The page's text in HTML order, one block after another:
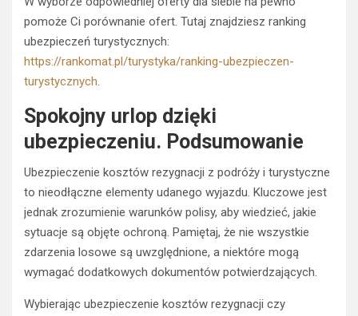
pomoże Ci porównanie ofert. Tutaj znajdziesz ranking
ubezpieczeń turystycznych:
https://rankomat.pl/turystyka/ranking-ubezpieczen-
turystycznych.
Spokojny urlop dzięki
ubezpieczeniu. Podsumowanie
Ubezpieczenie kosztów rezygnacji z podróży i turystyczne
to nieodłączne elementy udanego wyjazdu. Kluczowe jest
jednak zrozumienie warunków polisy, aby wiedzieć, jakie
sytuacje są objęte ochroną. Pamiętaj, że nie wszystkie
zdarzenia losowe są uwzględnione, a niektóre mogą
wymagać dodatkowych dokumentów potwierdzających.
Wybierając ubezpieczenie kosztów rezygnacji czy